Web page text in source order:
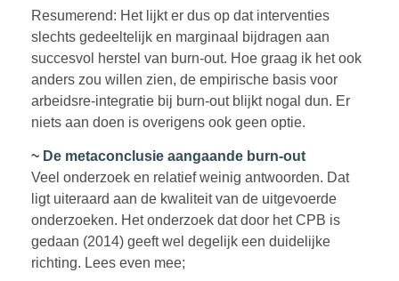
Resumerend: Het lijkt er dus op dat interventies
slechts gedeeltelijk en marginaal bijdragen aan
succesvol herstel van burn-out. Hoe graag ik het ook
anders zou willen zien, de empirische basis voor
arbeidsre-integratie bij burn-out blijkt nogal dun. Er
niets aan doen is overigens ook geen optie.
~ De metaconclusie aangaande burn-out
Veel onderzoek en relatief weinig antwoorden. Dat
ligt uiteraard aan de kwaliteit van de uitgevoerde
onderzoeken. Het onderzoek dat door het CPB is
gedaan (2014) geeft wel degelijk een duidelijke
richting. Lees even mee;